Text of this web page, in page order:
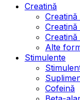
Creatină
Alte
Stimulente
Cofeină